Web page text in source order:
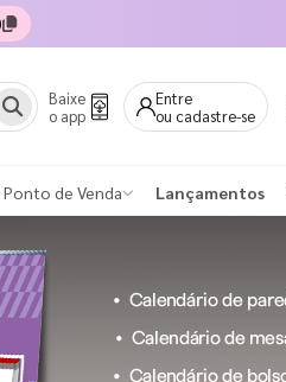
Baixe
o app
Entre
ou cadastre-se
Ponto de Venda Lançamentos